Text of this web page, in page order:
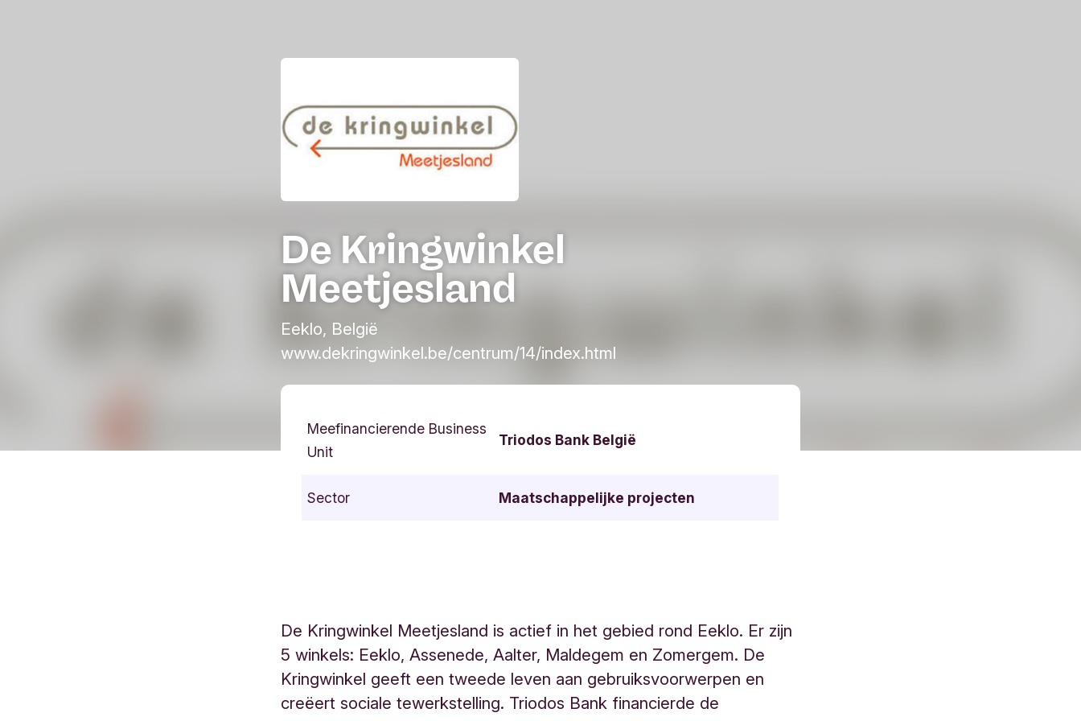
De Kringwinkel
Meetjesland
Eeklo, België
www.dekringwinkel.be/centrum/14/index.html
Meefinancierende Business
Unit
Triodos Bank België
Sector Maatschappelijke projecten
De Kringwinkel Meetjesland is actief in het gebied rond Eeklo. Er zijn
5 winkels: Eeklo, Assenede, Aalter, Maldegem en Zomergem. De
Kringwinkel geeft een tweede leven aan gebruiksvoorwerpen en
creëert sociale tewerkstelling. Triodos Bank financierde de